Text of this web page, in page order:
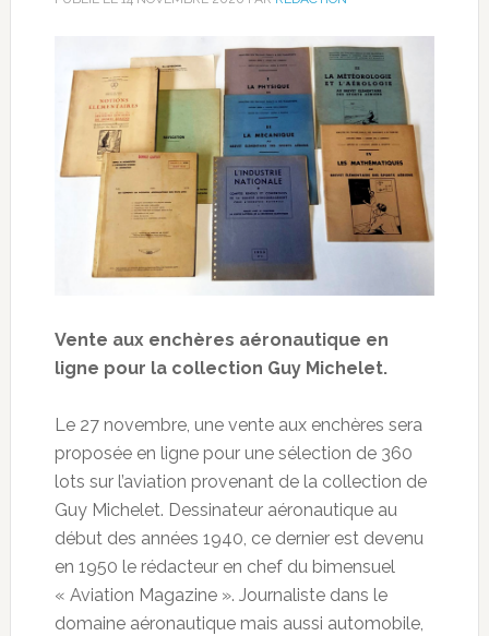
Vente aux enchères aéronautique en
ligne pour la collection Guy Michelet.
Le 27 novembre, une vente aux enchères sera
proposée en ligne pour une sélection de 360
lots sur l’aviation provenant de la collection de
Guy Michelet. Dessinateur aéronautique au
début des années 1940, ce dernier est devenu
en 1950 le rédacteur en chef du bimensuel
« Aviation Magazine ». Journaliste dans le
domaine aéronautique mais aussi automobile,